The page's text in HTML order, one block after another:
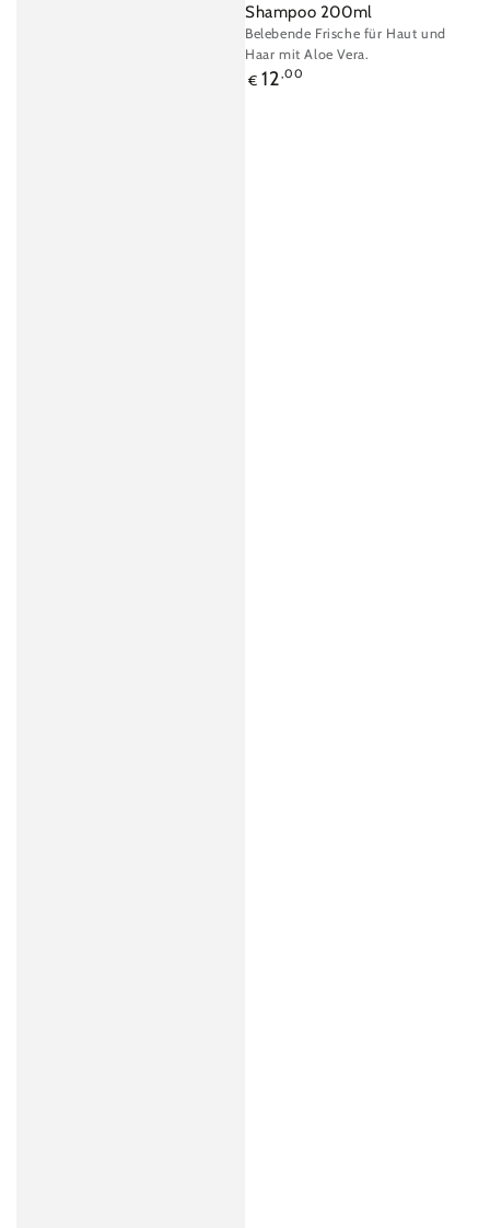
Shampoo 200ml
Belebende Frische für Haut und
Haar mit Aloe Vera.
Regulärer
€ 12,00